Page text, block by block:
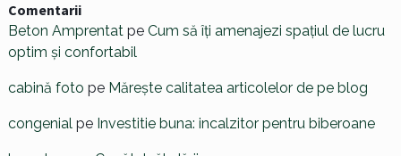
Comentarii
Beton Amprentatpe Cum să îți amenajezi spațiul de lucru
optim și confortabil
cabină foto pe Mărește calitatea articolelor de pe blog
congenialpe Investitie buna: incalzitor pentru biberoane